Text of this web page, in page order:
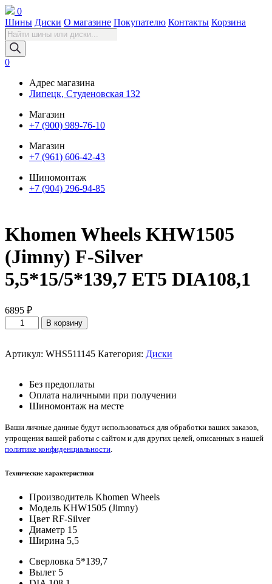
0
Шины Диски О магазине Покупателю Контакты Корзина
Поиск
товаров
0
Адрес магазина
Липецк, Студеновская 132
Магазин
+7 (900) 989-76-10
Магазин
+7 (961) 606-42-43
Шиномонтаж
+7 (904) 296-94-85
Khomen Wheels KHW1505
(Jimny) F-Silver
5,5*15/5*139,7 ET5 DIA108,1
6895 ₽
Количество
товара
Wheels
Silver
5,5*15/5*139,7
DIA108,1
В корзину
Артикул: WHS511145 Категория: Диски
Без предоплаты
Оплата наличными при получении
Шиномонтаж на месте
Ваши личные данные будут использоваться для обработки ваших заказов,
упрощения вашей работы с сайтом и для других целей, описанных в нашей
политике конфиденциальности.
Технические характеристики
Производитель Khomen Wheels
Модель KHW1505 (Jimny)
Цвет RF-Silver
Диаметр 15
Ширина 5,5
Сверловка 5*139,7
Вылет 5